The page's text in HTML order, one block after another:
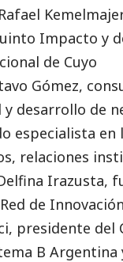
Impacto y
de Cuyo
Gómez,
desarrollo de
especialista en
relaciones
Irazusta,
de
presidente del
B